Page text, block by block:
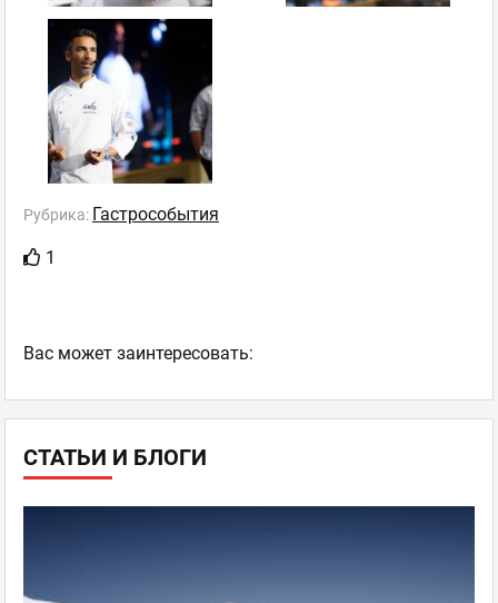
СТАТЬИ И БЛОГИ
Рубрика: Гастрособытия
1
Ваc может заинтересовать: